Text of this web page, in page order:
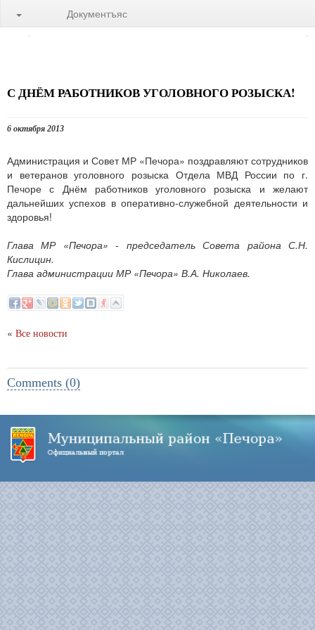
Документъяс
С ДНЁМ РАБОТНИКОВ УГОЛОВНОГО РОЗЫСКА!
6 октября 2013
Администрация и Совет МР «Печора» поздравляют сотрудников
и ветеранов уголовного розыска Отдела МВД России по г.
Печоре с Днём работников уголовного розыска и желают
дальнейших успехов в оперативно-служебной деятельности и
здоровья!
Глава МР «Печора» - председатель Совета района С.Н.
Кислицин.
Глава администрации МР «Печора» В.А. Николаев.
« Все новости
Comments (0)